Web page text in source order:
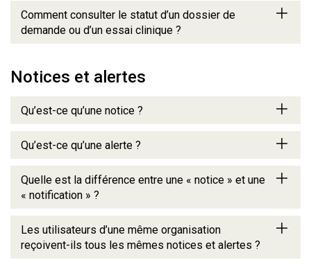
Comment consulter le statut d’un dossier de
demande ou d’un essai clinique ?
Notices et alertes
Qu’est-ce qu’une notice ?
Qu’est-ce qu’une alerte ?
Quelle est la différence entre une « notice » et une
« notification » ?
Les utilisateurs d’une même organisation
reçoivent-ils tous les mêmes notices et alertes ?